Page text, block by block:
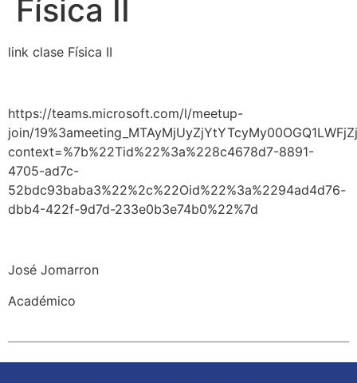
Física II
link clase Física II
https://teams.microsoft.com/l/meetup-
join/
context=%7b%22Tid%22%3a%228c4678d7-8891-
4705-ad7c-
52bdc93baba3%22%2c%22Oid%22%3a%2294ad4d76-
dbb4-422f-9d7d-233e0b3e74b0%22%7d
José Jomarron
Académico